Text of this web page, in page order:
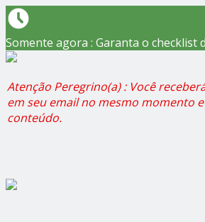
Somente agora : Garanta o checklist
Atenção Peregrino(a) : Você
em seu email no mesmo momento
conteúdo.